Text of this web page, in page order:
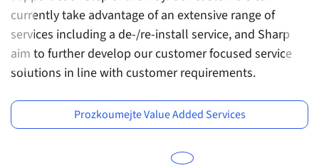
Previous
currently take advantage of an extensive range of
services including a de-/re-install service, and Sharp
aim to further develop our customer focused service
solutions in line with customer requirements.
Prozkoumejte Value Added Services